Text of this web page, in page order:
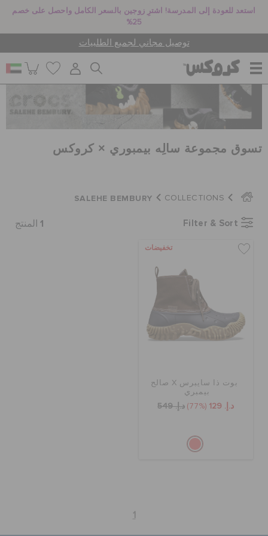
استعد للعودة إلى المدرسة! اشترِ زوجين بالسعر الكامل واحصل على خصم
25%
توصيل مجاني لجميع الطلبيات
للنساء
للرجال
أطفال
جيبيتز تشارمز
كروكس لمكان العمل
الحقائب
تسجيل الدخول / اشتراك
تسوق مجموعة سالِه بيمبوري × كروكس
COLLECTIONS
SALEHE BEMBURY
Filter & Sort
1 المنتج
تخفيضات
بوت ذا سايبرس X صالح
بيمبري
د.إ. 129 (77%) د.إ. 549
1